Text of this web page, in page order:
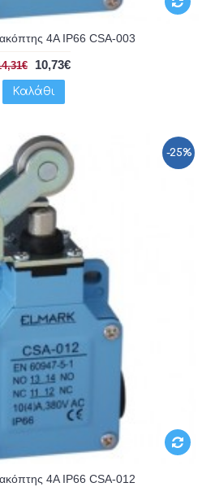
4A IP66 CSA-003
10,73€
Καλάθι
-25%
4A IP66 CSA-012